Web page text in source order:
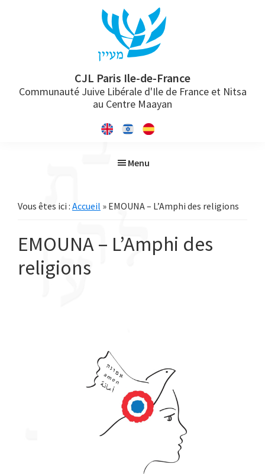
principale
CJL Paris Ile-de-France
Communauté Juive Libérale d'Ile de France et Nitsa
au Centre Maayan
Menu
Vous êtes ici : Accueil » EMOUNA – L’Amphi des religions
EMOUNA – L’Amphi des
religions